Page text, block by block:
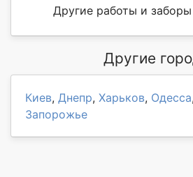
Другие работы и заборы
Другие
Киев, Днепр, Харьков, Одесса,
Запорожье